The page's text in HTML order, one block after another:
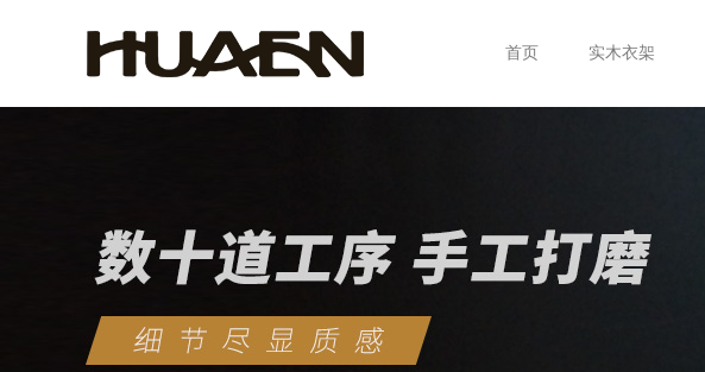
首页 实木衣架